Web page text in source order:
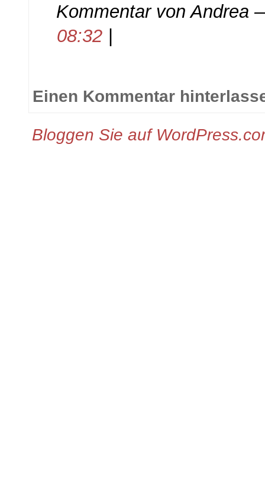
Kommentar vonAndrea
08:32
Einen Kommentar
Bloggen Sie auf